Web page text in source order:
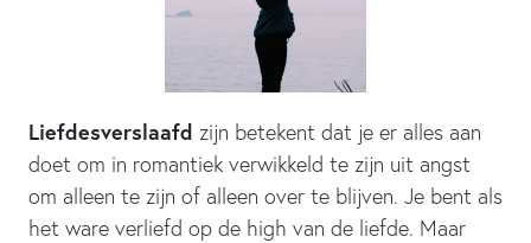
Liefdesverslaafd zijn betekent dat je er alles aan
doet om in romantiek verwikkeld te zijn uit angst
om alleen te zijn of alleen over te blijven. Je bent als
het ware verliefd op de high van de liefde. Maar